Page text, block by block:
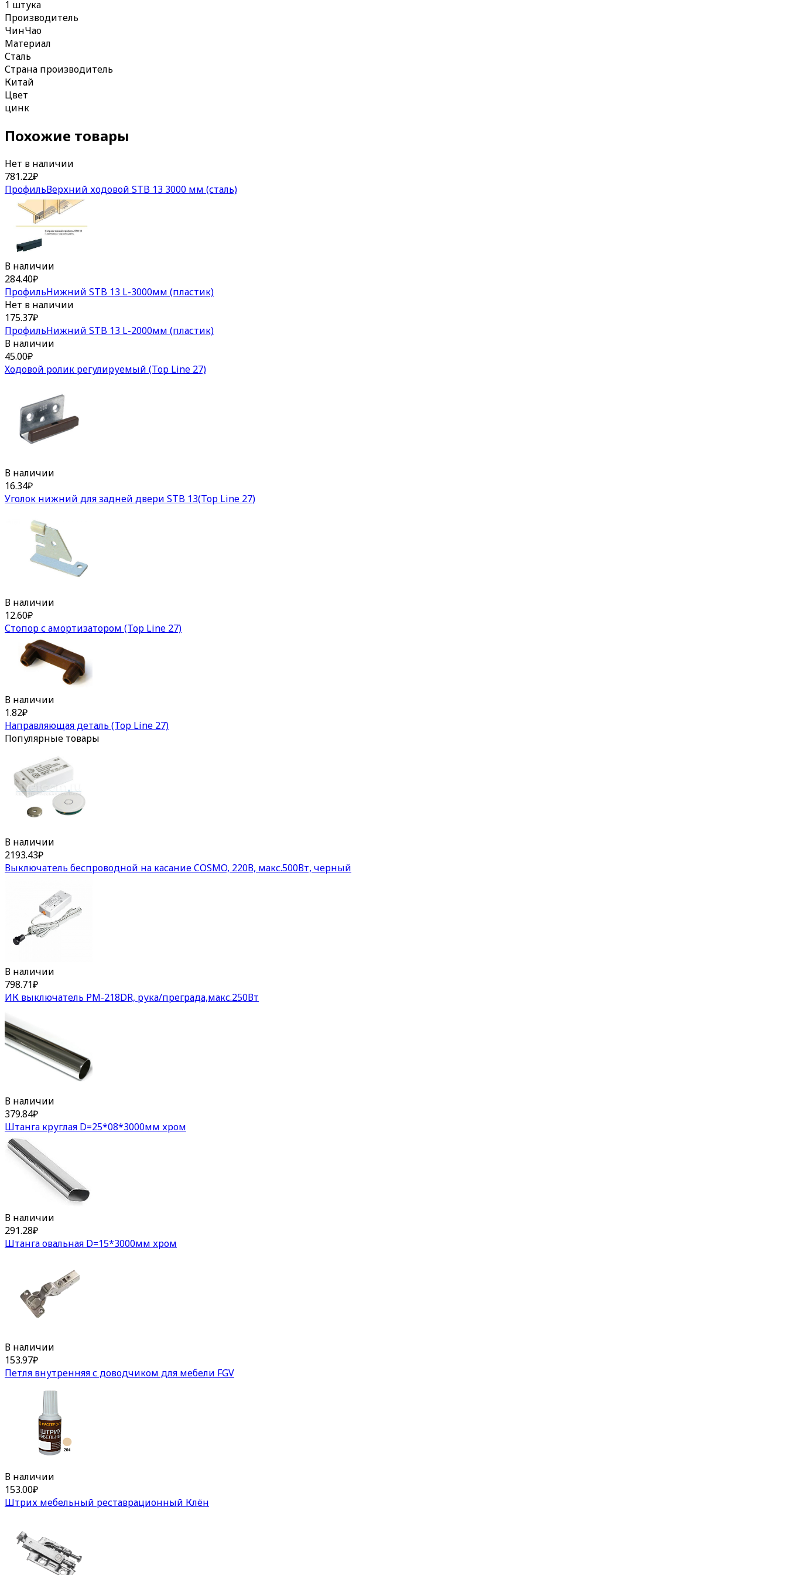
1 штука
Производитель
ЧинЧао
Материал
Сталь
Страна производитель
Китай
Цвет
цинк
Похожие товары
Нет в наличии
781.22₽
ПрофильВерхний ходовой STB 13 3000 мм (сталь)
В наличии
284.40₽
ПрофильНижний STB 13 L-3000мм (пластик)
Нет в наличии
175.37₽
ПрофильНижний STB 13 L-2000мм (пластик)
В наличии
45.00₽
Ходовой ролик регулируемый (Top Line 27)
В наличии
16.34₽
Уголок нижний для задней двери STB 13(Top Line 27)
В наличии
12.60₽
Стопор с амортизатором (Top Line 27)
В наличии
1.82₽
Направляющая деталь (Top Line 27)
Популярные товары
В наличии
2193.43₽
Выключатель беспроводной на касание COSMO, 220В, макс.500Вт, черный
В наличии
798.71₽
ИК выключатель PM-218DR, рука/преграда,макс.250Вт
В наличии
379.84₽
Штанга круглая D=25*08*3000мм хром
В наличии
291.28₽
Штанга овальная D=15*3000мм хром
В наличии
153.97₽
Петля внутренняя с доводчиком для мебели FGV
В наличии
153.00₽
Штрих мебельный реставрационный Клён